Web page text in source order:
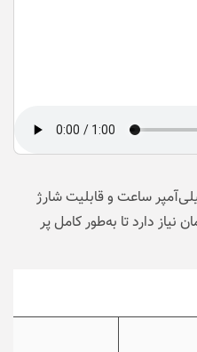
گوشی نیز با ظرفیت ۵۵۰۰ میلی‌آمپر ساعت و قابلیت شارژ
به ۲۶ دقیقه زمان نیاز دارد تا به‌طور کامل پر